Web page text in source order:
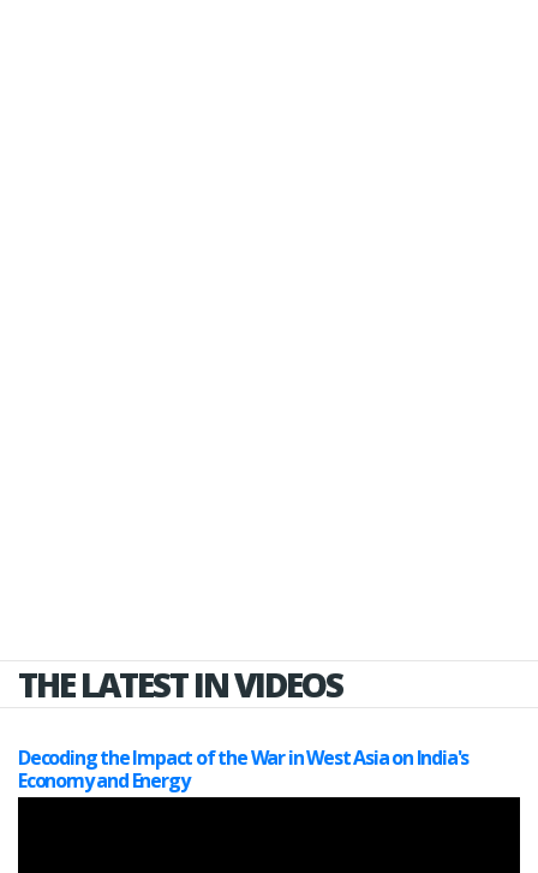
THE LATEST IN VIDEOS
Decoding the Impact of the War in West Asia on India's
Economy and Energy